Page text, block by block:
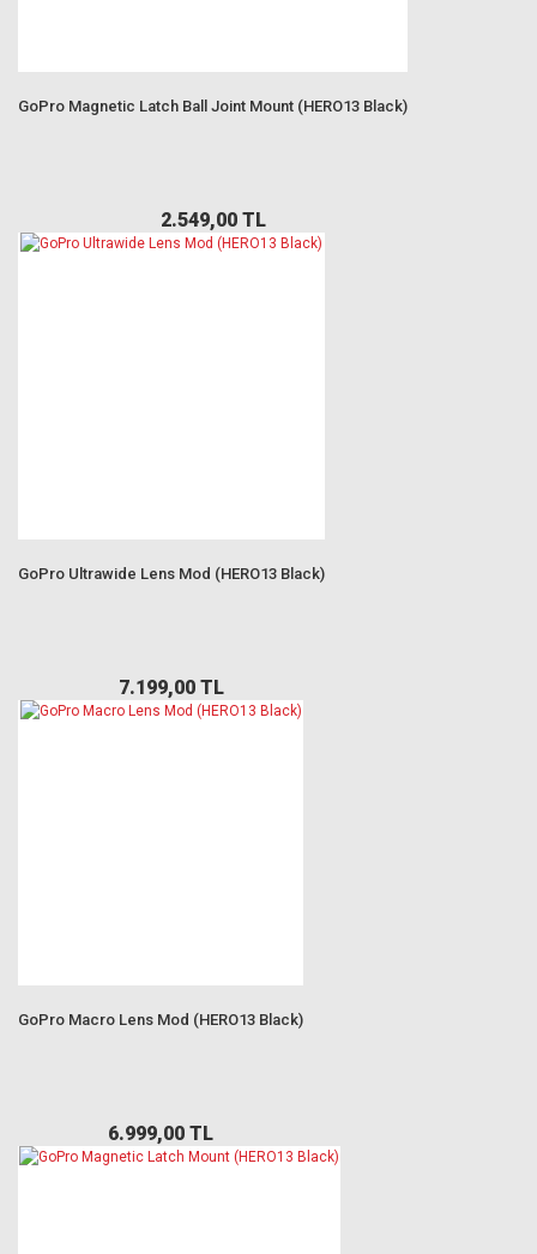
GoPro Magnetic Latch Ball Joint Mount (HERO13 Black)
2.549,00 TL
GoPro Ultrawide Lens Mod (HERO13 Black)
7.199,00 TL
GoPro Macro Lens Mod (HERO13 Black)
6.999,00 TL